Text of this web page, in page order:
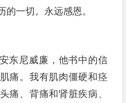
的一切。永远感恩。
东尼威廉，他书中的信
痛。我有肌肉僵硬和痉
痛、背痛和肾脏疾病、